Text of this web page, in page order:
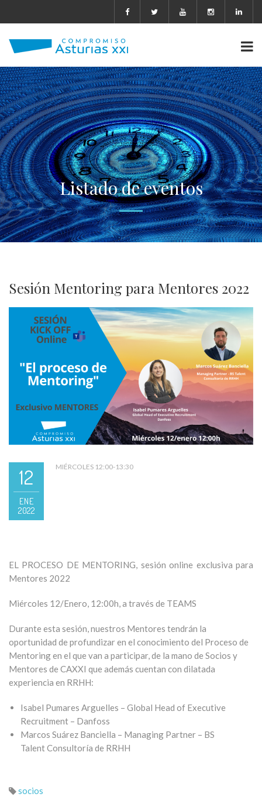
Listado de eventos
Sesión Mentoring para Mentores 2022
12
ENE
2022
MIÉRCOLES 12:00-13:30
EL PROCESO DE MENTORING, sesión online exclusiva para
Mentores 2022
Miércoles 12/Enero, 12:00h, a través de TEAMS
Durante esta sesión, nuestros Mentores tendrán la
oportunidad de profundizar en el conocimiento del Proceso de
Mentoring en el que van a participar, de la mano de Socios y
Mentores de CAXXI que además cuentan con dilatada
experiencia en RRHH:
Isabel Pumares Arguelles – Global Head of Executive
Recruitment – Danfoss
Marcos Suárez Banciella – Managing Partner – BS
TalentConsultoría de RRHH
socios